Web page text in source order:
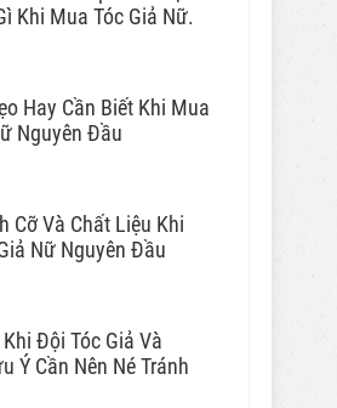
Khi Mua Tóc Giả Nữ.
Hay Cần Biết Khi Mua
Nguyên Đầu
Cỡ Và Chất Liệu Khi
Nữ Nguyên Đầu
Đội Tóc Giả Và
Ý Cần Nên Né Tránh